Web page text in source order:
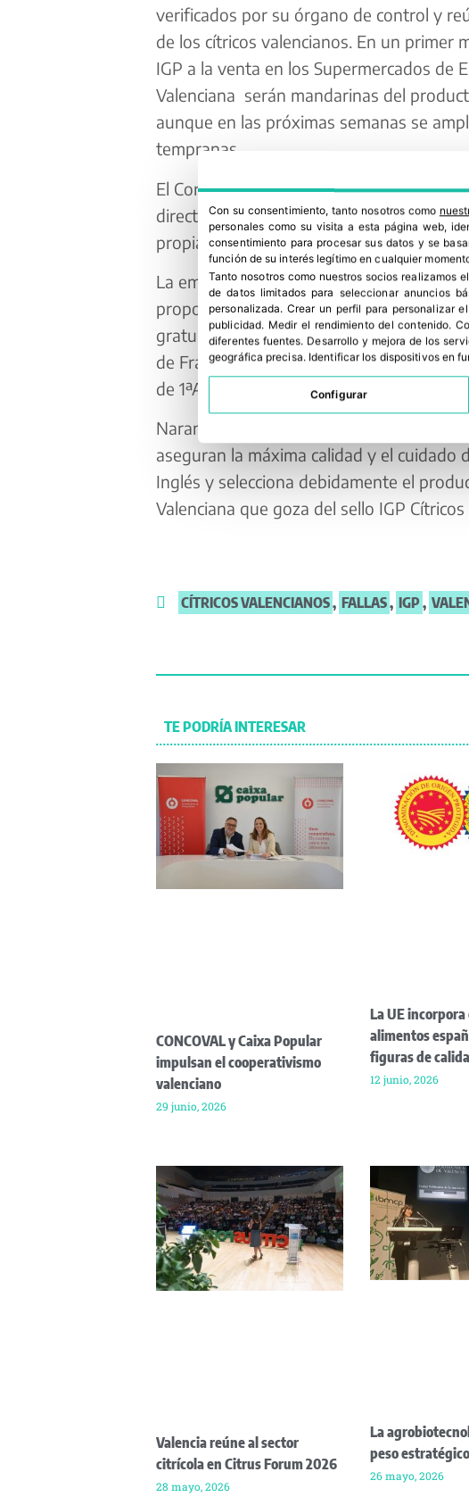
verificados por su órgano de control y
de los cítricos valencianos. En un
IGP a la venta en los Supermercados de
Valenciana serán mandarinas del
aunque en las próximas semanas se
tempranas.
El Corte Inglés tiene acuerdos de forma
directamente con agricultores que le
propias zonas productoras en la
La empresa castellonense Naranjas
proporcionado nuestra fruta más
gratuitamente en esta promoción del
de Francia con la colaboración de las
de 1ªA.
Naranjas Torres está perfectamente
aseguran la máxima calidad y el cuidado
Inglés y selecciona debidamente el
Valenciana que goza del sello IGP Cítricos
CÍTRICOS VALENCIANOS, FALLAS, IGP ,
TE PODRÍA INTERESAR
CONCOVAL y Caixa Popular
impulsan el cooperativismo
valenciano
29 junio, 2026
La UE
alimentos
figuras de
12 junio, 2026
Valencia reúne al sector
citrícola en Citrus Forum 2026
28 mayo, 2026
La
peso
26 mayo, 2026
Con su consentimiento, tanto nosotros como
personales como su visita a esta página web,
consentimiento para procesar sus datos y se
función de su interés legítimo en cualquier
Tanto nosotros como nuestros socios realizamos
de datos limitados para seleccionar anuncios
personalizada. Crear un perfil para personalizar
publicidad. Medir el rendimiento del contenido.
diferentes fuentes. Desarrollo y mejora de los
geográfica precisa. Identificar los dispositivos en
Configurar